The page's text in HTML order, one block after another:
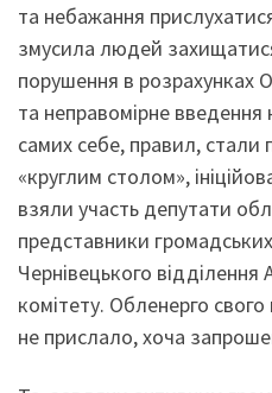
та небажання
змусила людей
порушення в розрахунках
та неправомірне
самих себе, правил, стали
«круглим столом»,
взяли участь депутати
представники
Чернівецького
комітету. Обленерго
не прислало, хоча